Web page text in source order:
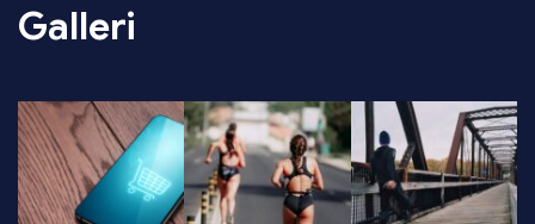
Galleri